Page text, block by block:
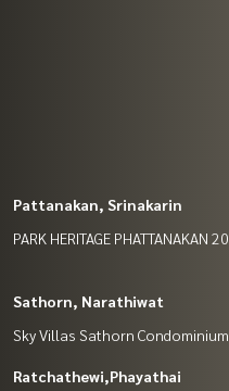
Pattanakan, Srinakarin
PARK HERITAGE PHATTANAKAN 20
Sathorn, Narathiwat
Sky Villas Sathorn Condominium
Ratchathewi,Phayathai